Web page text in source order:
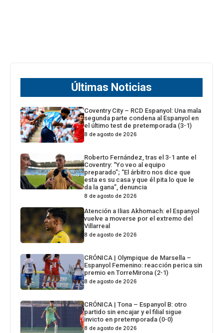
Últimas Noticias
Coventry City – RCD Espanyol: Una mala
segunda parte condena al Espanyol en
el último test de pretemporada (3-1)
8 de agosto de 2026
Roberto Fernández, tras el 3-1 ante el
Coventry: “Yo veo al equipo
preparado”; “El árbitro nos dice que
esta es su casa y que él pita lo que le
da la gana”, denuncia
8 de agosto de 2026
Atención a Ilias Akhomach: el Espanyol
vuelve a moverse por el extremo del
Villarreal
8 de agosto de 2026
CRÓNICA | Olympique de Marsella –
Espanyol Femenino: reacción perica sin
premio en TorreMirona (2-1)
8 de agosto de 2026
CRÓNICA | Tona – Espanyol B: otro
partido sin encajar y el filial sigue
invicto en pretemporada (0-0)
8 de agosto de 2026